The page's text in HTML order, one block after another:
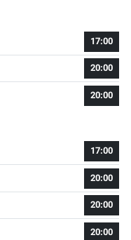
17:00
20:00
20:00
17:00
20:00
20:00
20:00